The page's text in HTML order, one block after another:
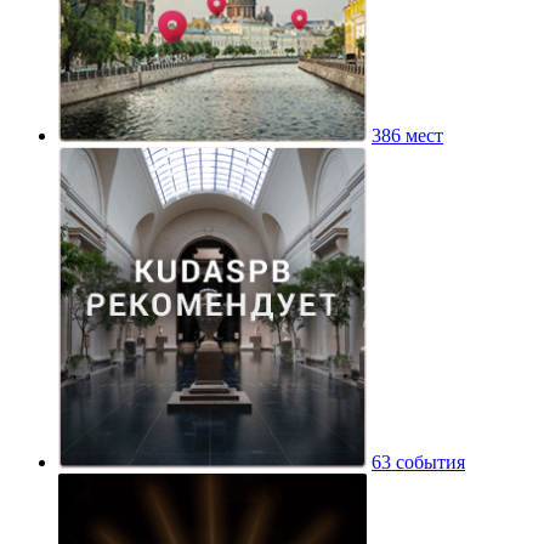
386 мест
63 события